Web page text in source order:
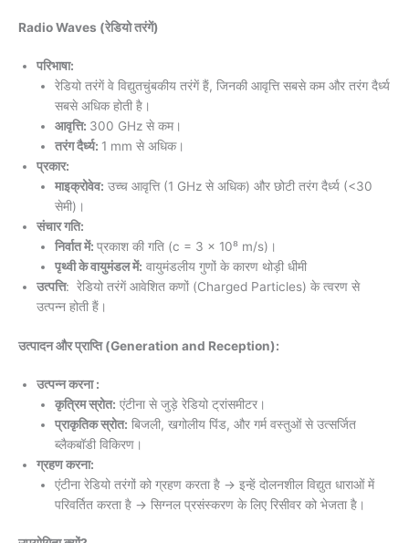
Radio Waves (रेडियो तरंगें)
परिभाषा:
रेडियो तरंगें वे विद्युतचुंबकीय तरंगें हैं, जिनकी आवृत्ति सबसे कम और तरंग दैर्ध्य
सबसे अधिक होती है।
आवृत्ति: 300 GHz से कम।
तरंग दैर्ध्य: 1 mm से अधिक।
प्रकार:
माइक्रोवेव: उच्च आवृत्ति (1 GHz से अधिक) और छोटी तरंग दैर्ध्य (<30
सेमी)।
संचार गति:
निर्वात में: प्रकाश की गति (c = 3 × 10⁸ m/s)।
पृथ्वी के वायुमंडल में: वायुमंडलीय गुणों के कारण थोड़ी धीमी
उत्पत्ति: रेडियो तरंगें आवेशित कणों (Charged Particles) के त्वरण से
उत्पन्न होती हैं।
उत्पादन और प्राप्ति (Generation and Reception):
उत्पन्न करना :
कृत्रिम स्रोत: एंटीना से जुड़े रेडियो ट्रांसमीटर।
प्राकृतिक स्रोत: बिजली, खगोलीय पिंड, और गर्म वस्तुओं से उत्सर्जित
ब्लैकबॉडी विकिरण।
ग्रहण करना:
एंटीना रेडियो तरंगों को ग्रहण करता है → इन्हें दोलनशील विद्युत धाराओं में
परिवर्तित करता है → सिग्नल प्रसंस्करण के लिए रिसीवर को भेजता है।